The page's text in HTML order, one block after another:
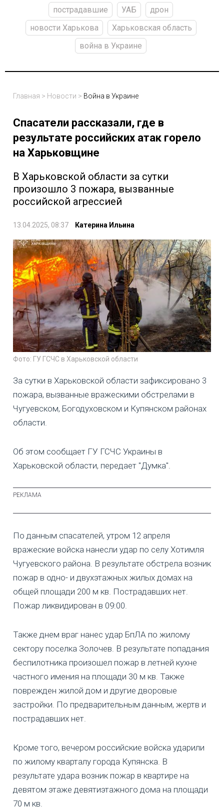
пострадавшие УАБ
дрон
новости Харькова
Харьковская область
война в Украине
Главная > Новости > Война в Украине
Спасатели рассказали, где в
результате российских атак горело
на Харьковщине
В Харьковской области за сутки
произошло 3 пожара, вызванные
российской агрессией
13.04.2025, 08:37 Катерина Ильина
Фото: ГУ ГСЧС в Харьковской области
За сутки в Харьковской области зафиксировано 3
пожара, вызванные вражескими обстрелами в
Чугуевском, Богодуховском и Купянском районах
области.
Об этом сообщает ГУ ГСЧС Украины в
Харьковской области, передает "Думка".
По данным спасателей, утром 12 апреля
вражеские войска нанесли удар по селу Хотимля
Чугуевского района. В результате обстрела возник
пожар в одно- и двухэтажных жилых домах на
общей площади 200 м кв. Пострадавших нет.
Пожар ликвидирован в 09:00.
Также днем враг нанес удар БпЛА по жилому
сектору поселка Золочев. В результате попадания
беспилотника произошел пожар в летней кухне
частного имения на площади 30 м кв. Также
поврежден жилой дом и другие дворовые
застройки. По предварительным данным, жертв и
пострадавших нет.
Кроме того, вечером российские войска ударили
по жилому кварталу города Купянска. В
результате удара возник пожар в квартире на
девятом этаже девятиэтажного дома на площади
70 м кв.